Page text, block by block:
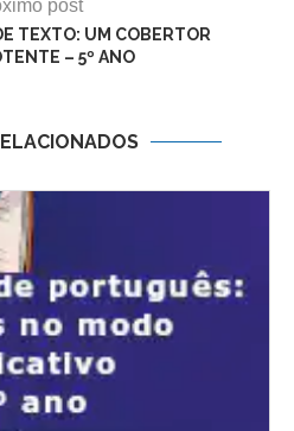
post
TEXTO: UM COBERTOR
– 5º ANO